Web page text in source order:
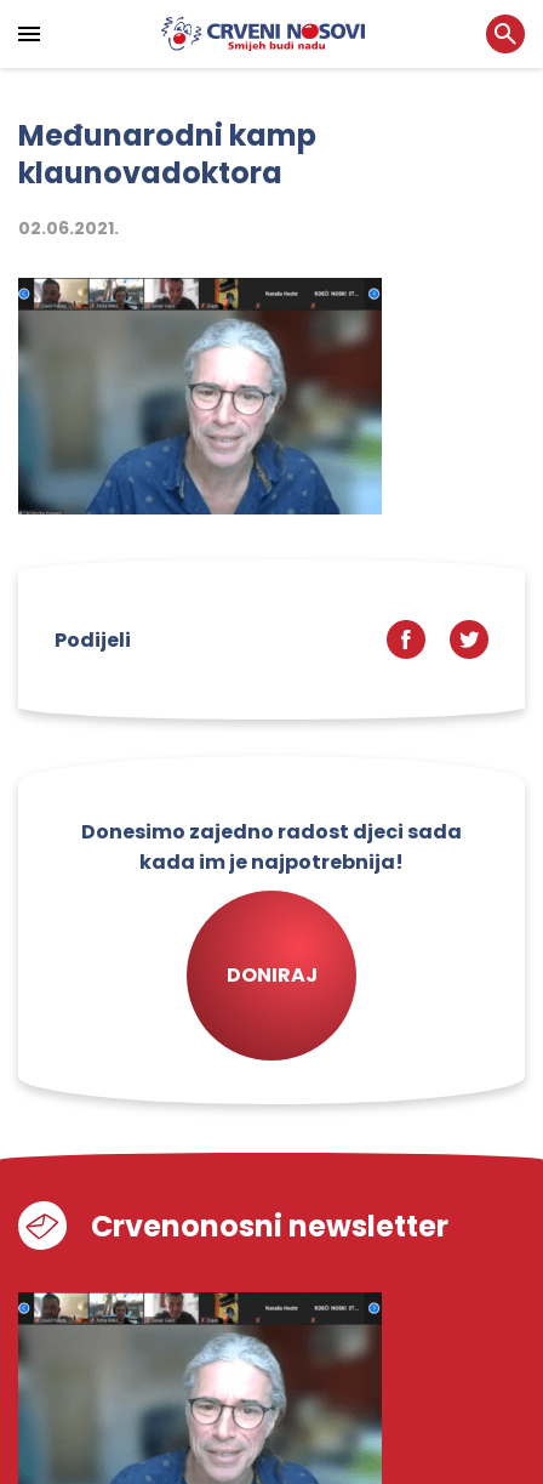
Međunarodni kamp
klaunovadoktora
02.06.2021.
Podijeli
Donesimo zajedno radost djeci sada
kada im je najpotrebnija!
DONIRAJ
Crvenonosni newsletter